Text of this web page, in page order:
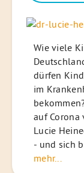
Wie viele
dürfen
im
auf Corona
Lucie
- und sich
mehr...